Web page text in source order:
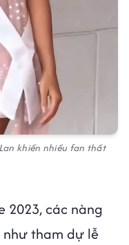
khiến nhiều fan thất
2023, các nàng
như tham dự lễ